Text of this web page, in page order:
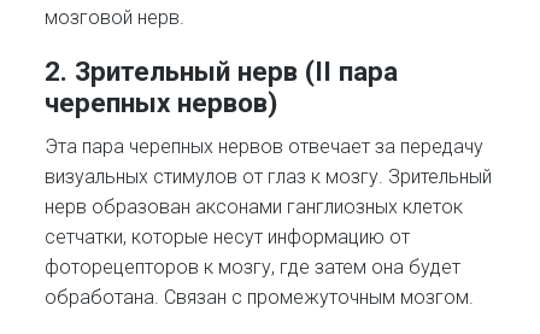
мозговой нерв.
2. Зрительный нерв (II пара
черепных нервов)
Эта пара черепных нервов отвечает за передачу
визуальных стимулов от глаз к мозгу. Зрительный
нерв образован аксонами ганглиозных клеток
сетчатки, которые несут информацию от
фоторецепторов к мозгу, где затем она будет
обработана. Связан с промежуточным мозгом.